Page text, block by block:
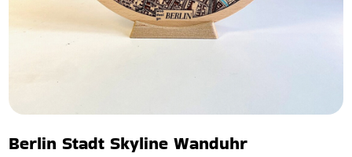
Berlin Stadt Skyline Wanduhr